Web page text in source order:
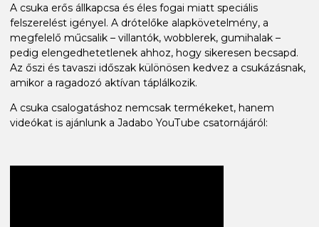
A csuka erős állkapcsa és éles fogai miatt speciális
felszerelést igényel. A drótelőke alapkövetelmény, a
megfelelő műcsalik – villantók, wobblerek, gumihalak –
pedig elengedhetetlenek ahhoz, hogy sikeresen becsapd.
Az őszi és tavaszi időszak különösen kedvez a csukázásnak,
amikor a ragadozó aktívan táplálkozik.
A csuka csalogatáshoz nemcsak termékeket, hanem
videókat is ajánlunk a Jadabo YouTube csatornájáról: